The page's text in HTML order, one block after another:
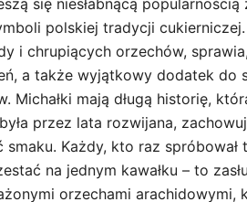
się niesłabnącą
polskiej tradycji
i chrupiących orzechów,
a także wyjątkowy dodatek do
Michałki mają długą historię,
przez lata rozwijana,
Każdy, kto raz
na jednym kawałku – to
orzechami arachidowymi,